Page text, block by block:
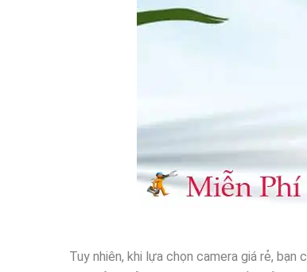
Tuy nhiên, khi lựa chọn camera giá rẻ,